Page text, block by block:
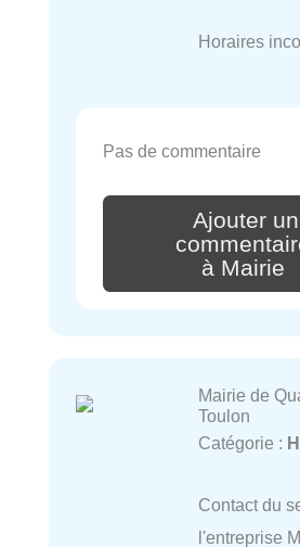
Horaires
Pas de commentaire
Ajouter un
à Mairie
Mairie de
Toulon
Catégorie :
Contact du
l'entreprise